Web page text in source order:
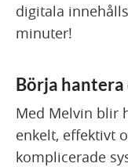
digitala
minuter!
Börja
Med Melvin blir
enkelt, effektivt
komplicerade